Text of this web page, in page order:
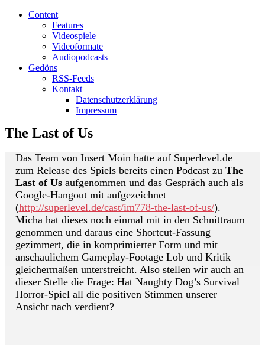
Content
Features
Videospiele
Videoformate
Audiopodcasts
Gedöns
RSS-Feeds
Kontakt
Datenschutzerklärung
Impressum
The Last of Us
Das Team von Insert Moin hatte auf Superlevel.de
zum Release des Spiels bereits einen Podcast zu The
Last of Usaufgenommen und das Gespräch auch als
Google-Hangout mit aufgezeichnet
(http://superlevel.de/cast/im778-the-last-of-us/).
Micha hat dieses noch einmal mit in den Schnittraum
genommen und daraus eine Shortcut-Fassung
gezimmert, die in komprimierter Form und mit
anschaulichem Gameplay-Footage Lob und Kritik
gleichermaßen unterstreicht. Also stellen wir auch an
dieser Stelle die Frage: Hat Naughty Dog’s Survival
Horror-Spiel all die positiven Stimmen unserer
Ansicht nach verdient?